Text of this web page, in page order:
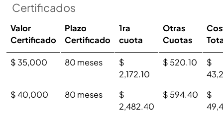
Certificados
Valor
Certificado
Plazo
Certificado
1ra
cuota
Otras
Cuotas
$ 35,000 80 meses
$
2,172.10
$ 520.10
$
$ 40,000
80 meses
$
2,482.40
$ 594.40
$